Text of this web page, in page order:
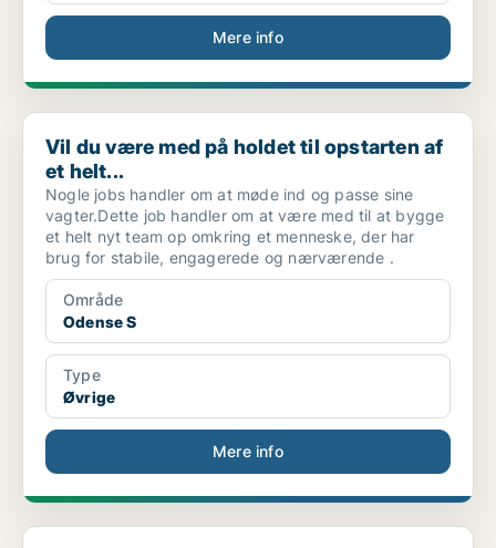
Mere info
Vil du være med på holdet til opstarten af et helt...
Vil du være med på holdet til opstarten af
et helt...
Nogle jobs handler om at møde ind og passe sine
vagter.Dette job handler om at være med til at bygge
et helt nyt team op omkring et menneske, der har
brug for stabile, engagerede og nærværende .
Område
Odense S
Type
Øvrige
Mere info
Supervisor - Odense S